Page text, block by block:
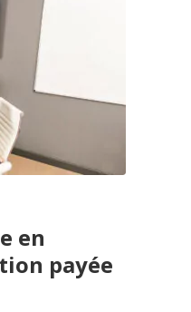
en
payée